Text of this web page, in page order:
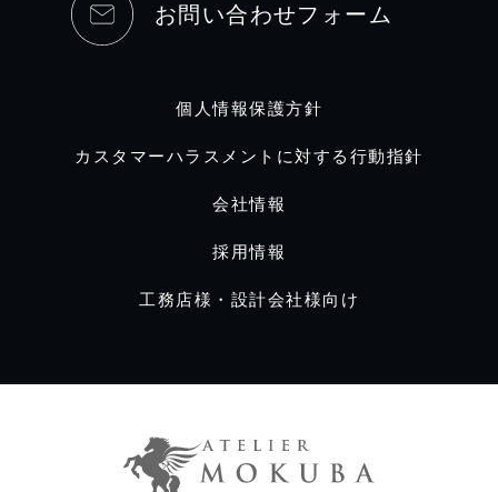
お問い合わせフォーム
個人情報保護方針
カスタマーハラスメントに対する行動指針
会社情報
採用情報
工務店様・設計会社様向け